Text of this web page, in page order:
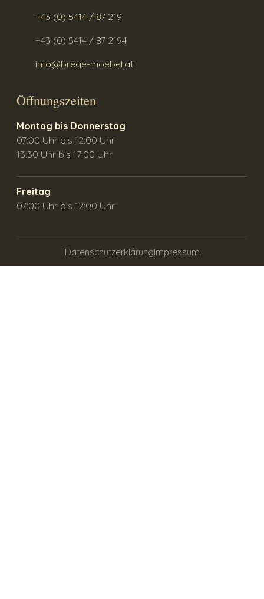
+43 (0) 5414 / 87 219
+43 (0) 5414 / 87 2194
info@brege-moebel.at
Öffnungszeiten
Montag bis Donnerstag
07:00 Uhr bis 12:00 Uhr
13:30 Uhr bis 17:00 Uhr
Freitag
07:00 Uhr bis 12:00 Uhr
DatenschutzerklärungImpressum